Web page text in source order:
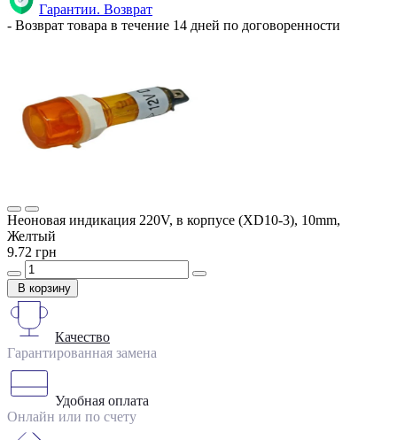
Гарантии. Возврат
- Возврат товара в течение 14 дней по договоренности
Неоновая индикация 220V, в корпусе (XD10-3), 10mm,
Желтый
9.72 грн
В корзину
Качество
Гарантированная замена
Удобная оплата
Онлайн или по счету